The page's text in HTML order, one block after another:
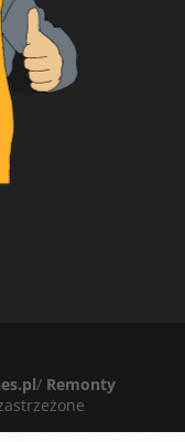
/ Remonty